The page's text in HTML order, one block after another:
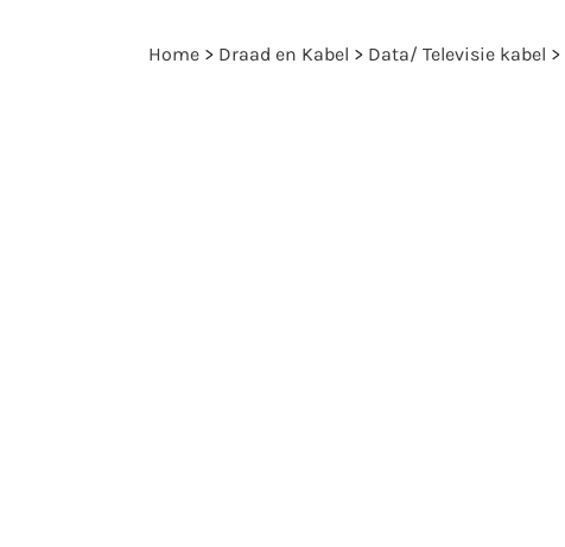
Home > Draad en Kabel > Data/ Televisie kabel >